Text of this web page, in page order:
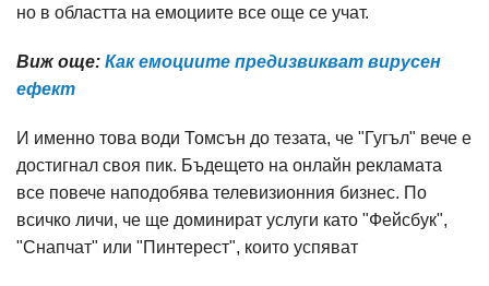
но в областта на емоциите все още се учат.
Виж още: Как емоциите предизвикват вирусен
ефект
И именно това води Томсън до тезата, че "Гугъл" вече е
достигнал своя пик. Бъдещето на онлайн рекламата
все повече наподобява телевизионния бизнес. По
всичко личи, че ще доминират услуги като "Фейсбук",
"Снапчат" или "Пинтерест", които успяват